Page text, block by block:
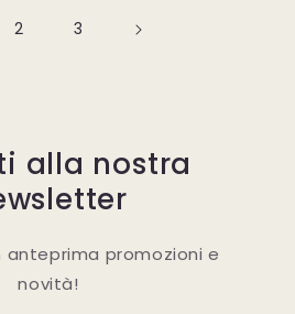
2 3
alla nostra
anteprima promozioni e
novità!